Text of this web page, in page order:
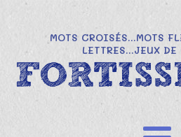
MOTS CROISÉS...MOTS
LETTRES...JEUX